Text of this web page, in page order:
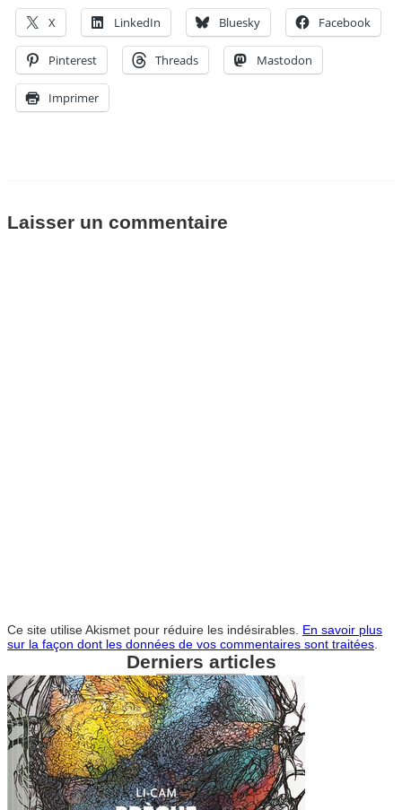
X LinkedIn Bluesky Facebook
Pinterest Threads Mastodon
Imprimer
Laisser un commentaire
Ce site utilise Akismet pour réduire les indésirables. En savoir plus
sur la façon dont les données de vos commentaires sont traitées
Derniers articles